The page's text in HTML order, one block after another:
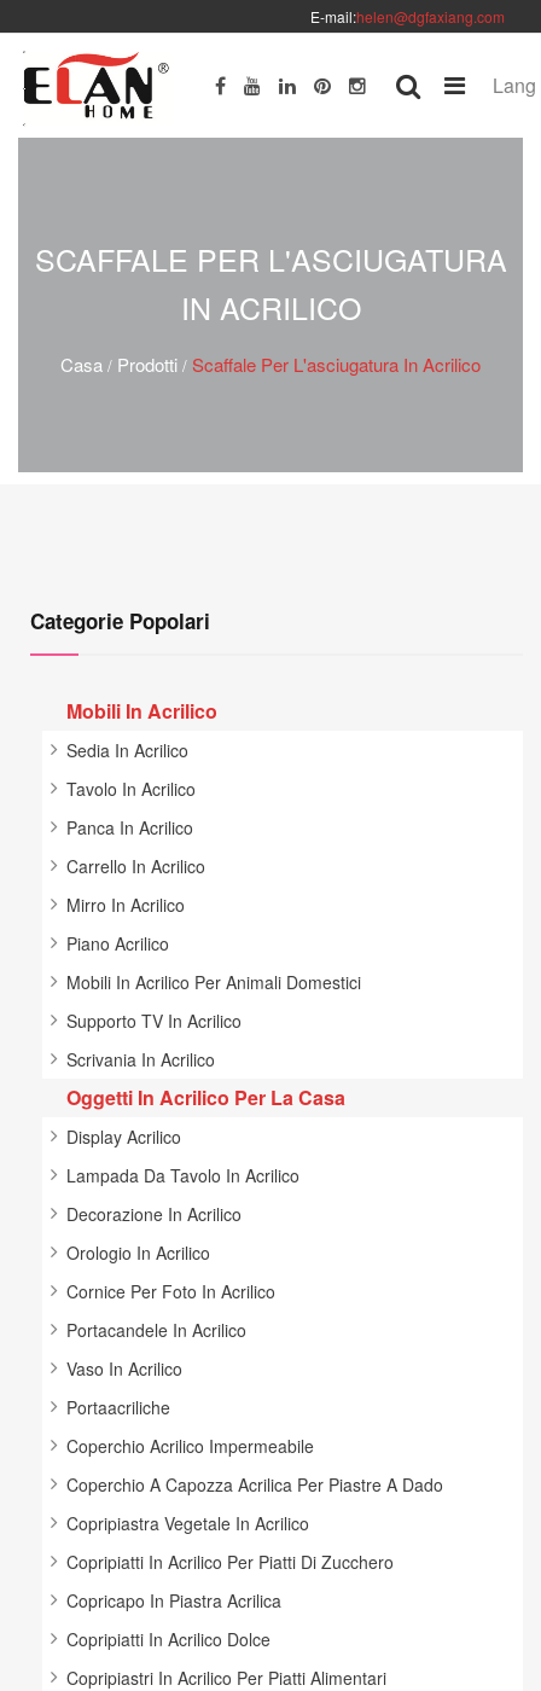
E-mail:helen@dgfaxiang.com
Lang
SCAFFALE PER L'ASCIUGATURA
IN ACRILICO
Casa / Prodotti / Scaffale Per L'asciugatura In Acrilico
Categorie Popolari
Mobili In Acrilico
Sedia In Acrilico
Tavolo In Acrilico
Panca In Acrilico
Carrello In Acrilico
Mirro In Acrilico
Piano Acrilico
Mobili In Acrilico Per Animali Domestici
Supporto TV In Acrilico
Scrivania In Acrilico
Oggetti In Acrilico Per La Casa
Display Acrilico
Lampada Da Tavolo In Acrilico
Decorazione In Acrilico
Orologio In Acrilico
Cornice Per Foto In Acrilico
Portacandele In Acrilico
Vaso In Acrilico
Portaacriliche
Coperchio Acrilico Impermeabile
Coperchio A Capozza Acrilica Per Piastre A Dado
Copripiastra Vegetale In Acrilico
Copripiatti In Acrilico Per Piatti Di Zucchero
Copricapo In Piastra Acrilica
Copripiatti In Acrilico Dolce
Copripiastri In Acrilico Per Piatti Alimentari